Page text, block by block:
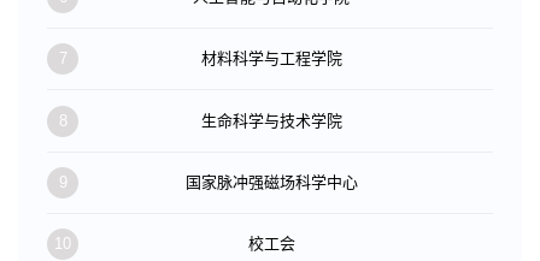
7 材料科学与工程学院
8 生命科学与技术学院
9 国家脉冲强磁场科学中心
10 校工会